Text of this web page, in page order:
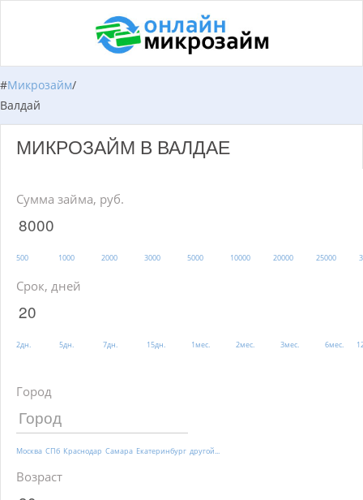
#Микрозайм/
Валдай
МИКРОЗАЙМ В ВАЛДАЕ
Сумма займа, руб.
500 1000 2000 3000 5000 10000 20000 25000
Срок, дней
2дн. 5дн. 7дн. 15дн. 1мес. 2мес. 3мес. 6мес.
Город
Москва СПб Краснодар Самара Екатеринбург другой...
Возраст